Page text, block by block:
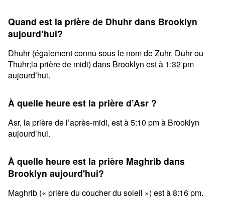
Quand est la prière de Dhuhr dans Brooklyn
aujourd’hui?
Dhuhr (également connu sous le nom de Zuhr, Duhr ou
Thuhr;la prière de midi) dans Brooklyn est à 1:32 pm
aujourd’hui.
À quelle heure est la prière d’Asr ?
Asr, la prière de l’après-midi, est à 5:10 pm à Brooklyn
aujourd’hui.
À quelle heure est la prière Maghrib dans
Brooklyn aujourd'hui?
Maghrib (« prière du coucher du soleil ») est à 8:16 pm.